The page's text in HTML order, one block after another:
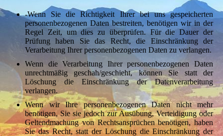
-Wenn Sie die Richtigkeit Ihrer bei uns gespeicherten
personenbezogenen Daten bestreiten, benötigen wir in der
Regel Zeit, um dies zu überprüfen. Für die Dauer der
Prüfung haben Sie das Recht, die Einschränkung der
Verarbeitung Ihrer personenbezogenen Daten zu verlangen.
Wenn die Verarbeitung Ihrer personenbezogenen Daten
unrechtmäßig geschah/geschieht, können Sie statt der
Löschung die Einschränkung der Datenverarbeitung
verlangen.
Wenn wir Ihre personenbezogenen Daten nicht mehr
benötigen, Sie sie jedoch zur Ausübung, Verteidigung oder
Geltendmachung von Rechtsansprüchen benötigen, haben
Sie das Recht, statt der Löschung die Einschränkung der